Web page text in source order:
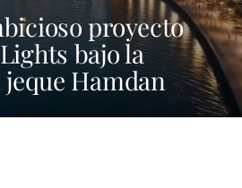
proyecto
bajo la
Hamdan